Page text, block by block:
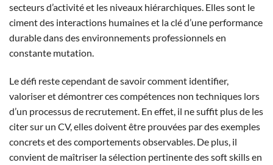
secteurs d’activité et les niveaux hiérarchiques. Elles sont le
ciment des interactions humaines et la clé d’une performance
durable dans des environnements professionnels en
constante mutation.
Le défi reste cependant de savoir comment identifier,
valoriser et démontrer ces compétences non techniques lors
d’un processus de recrutement. En effet, il ne suffit plus de les
citer sur un CV, elles doivent être prouvées par des exemples
concrets et des comportements observables. De plus, il
convient de maîtriser la sélection pertinente des soft skills en